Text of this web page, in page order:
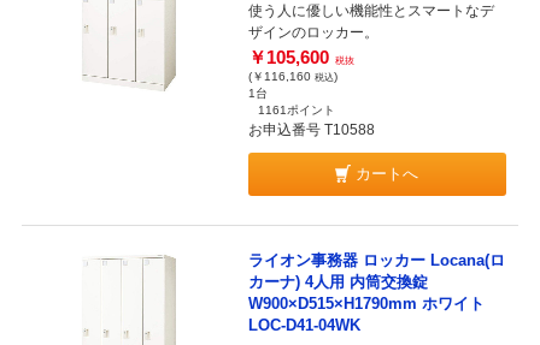
使う人に優しい機能性とスマートなデ
ザインのロッカー。
￥105,600 税抜
(￥116,160 税込)
1台
1161ポイント
お申込番号 T10588
カートへ
ライオン事務器 ロッカー Locana(ロ
カーナ) 4人用 内筒交換錠
W900×D515×H1790mm ホワイト
LOC-D41-04WK